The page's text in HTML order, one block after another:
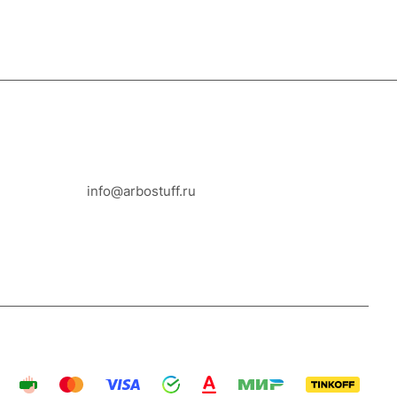
info@arbostuff.ru